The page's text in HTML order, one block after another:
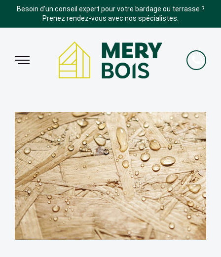
Besoin d’un conseil expert pour votre bardage ou terrasse ?
Prenez rendez-vous avec nos spécialistes.